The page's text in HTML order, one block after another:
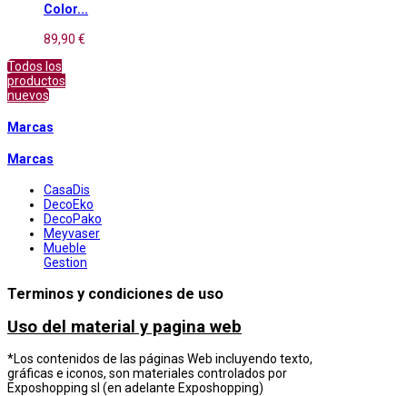
Color...
89,90 €
Todos los
productos
nuevos
Marcas
Marcas
CasaDis
DecoEko
DecoPako
Meyvaser
Mueble
Gestion
Terminos y condiciones de uso
Uso del material y pagina web
*Los contenidos de las páginas Web incluyendo texto,
gráficas e iconos, son materiales controlados por
Exposhopping sl (en adelante Exposhopping)